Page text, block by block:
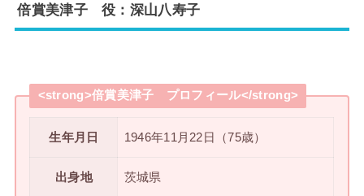
倍賞美津子 役：深山八寿子
<strong>倍賞美津子 プロフィール</strong>
生年月日 1946年11月22日（75歳）
出身地 茨城県